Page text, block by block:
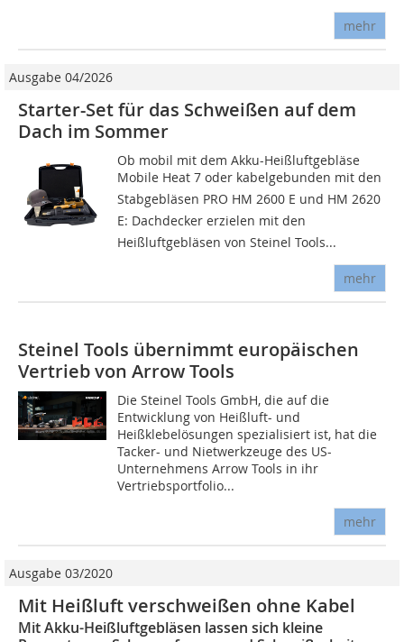
mehr
Ausgabe 04/2026
Starter-Set für das Schweißen auf dem
Dach im Sommer
Ob mobil mit dem Akku-Heißluftgebläse
Mobile Heat 7 oder kabelgebunden mit den
Stabgebläsen PRO HM 2600 E und HM 2620
E: Dachdecker erzielen mit den
Heißluftgebläsen von Steinel Tools...
mehr
Steinel Tools übernimmt europäischen
Vertrieb von Arrow Tools
Die Steinel Tools GmbH, die auf die
Entwicklung von Heißluft- und
Heißklebelösungen spezialisiert ist, hat die
Tacker- und Nietwerkzeuge des US-
Unternehmens Arrow Tools in ihr
Vertriebsportfolio...
mehr
Ausgabe 03/2020
Mit Heißluft verschweißen ohne Kabel
Mit Akku-Heißluftgebläsen lassen sich kleine